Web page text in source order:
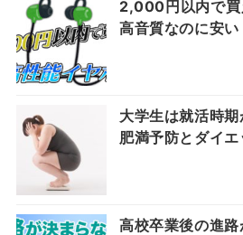
2,000円以内で買
高音質なのに安い
大学生は就活時
肥満予防とダイ
高校卒業後の進